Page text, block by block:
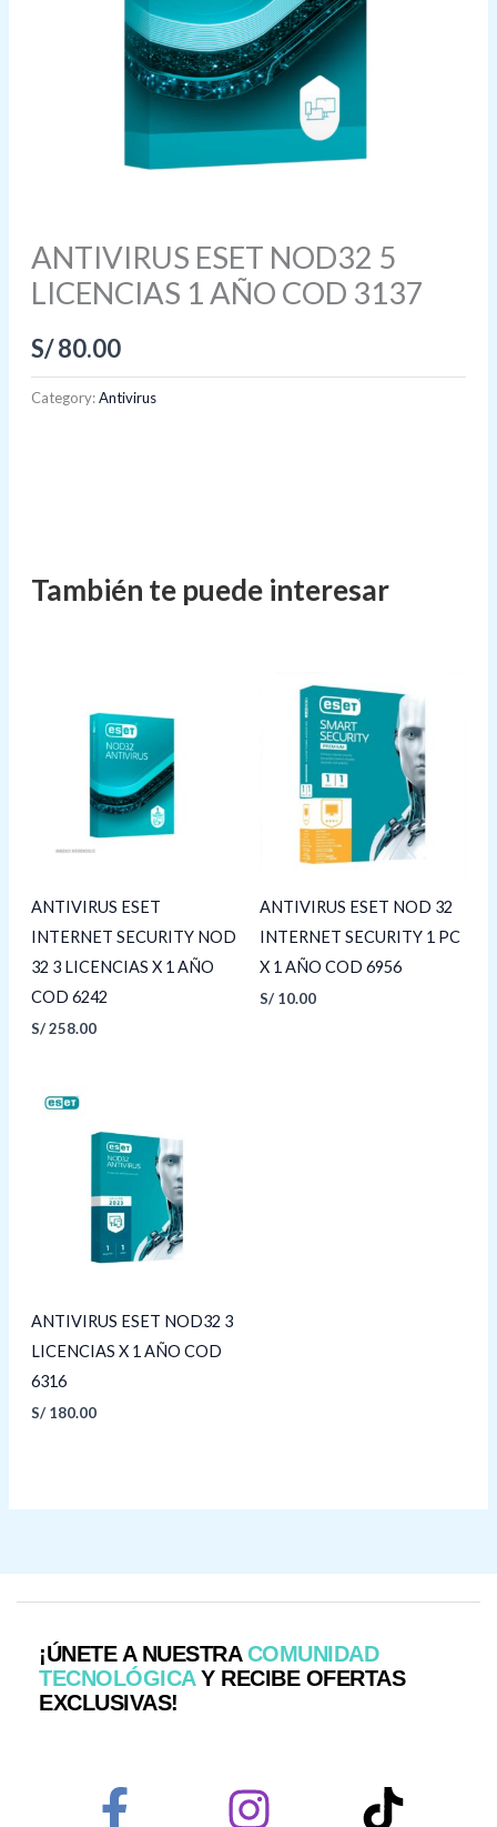
ANTIVIRUS ESET NOD32 5
LICENCIAS 1 AÑO COD 3137
S/80.00
Category:Antivirus
ANTIVIRUS ESET
INTERNET SECURITY NOD
32 3 LICENCIAS X 1 AÑO
COD 6242
S/258.00
ANTIVIRUS ESET NOD 32
INTERNET SECURITY 1 PC
X 1 AÑO COD 6956
S/ 10.00
ANTIVIRUS ESET NOD32 3
LICENCIAS X 1 AÑO COD
6316
S/180.00
¡ÚNETE A NUESTRACOMUNIDAD
TECNOLÓGICAY RECIBE OFERTAS
EXCLUSIVAS!